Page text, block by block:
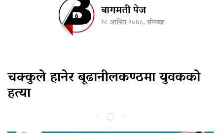
बागमती पेज
१८ आश्विन २०७८, सोमबार
चक्कुले हानेर बूढानीलकण्ठमा युवकको
हत्या